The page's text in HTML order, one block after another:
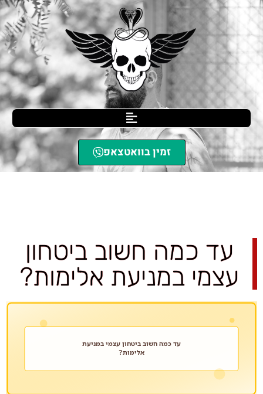
זמין בוואטצאפ
עד כמה חשוב ביטחון
עצמי במניעת אלימות?